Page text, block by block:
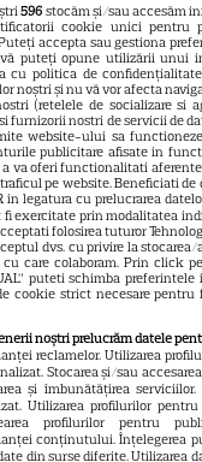
pentru femei
GSP
Știri mondene
Avantaje
Elle
Unica
Retete practice
Romania – Toate
596 stocăm și/sau accesăm
cookie unici pentru
accepta sau gestiona
puteți opune utilizării unui
cu politica de
noștri și nu vă vor afecta
(retelele de socializare si
furnizorii nostri de servicii de
website-ului sa
publicitare afisate in
a va oferi functionalitati
pe website. Beneficiati de
in legatura cu prelucrarea
fi exercitate prin modalitatea
acceptati folosirea tuturor
dvs. cu privire la
care colaboram. Prin click pe
puteti schimba
cookie strict necesare
noștri prelucrăm datele
reclamelor. Utilizarea
Stocarea și/sau
și îmbunătățirea
Utilizarea profilurilor
profilurilor pentru
conținutului. Înțelegerea
din surse diferite. Utilizarea